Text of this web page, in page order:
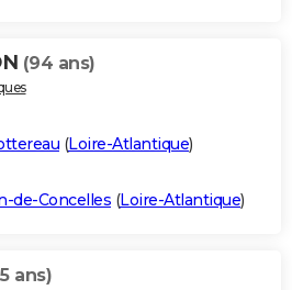
(94 ans)
(Loire-Atlantique)
de-Concelles (Loire-Atlantique)
ans)